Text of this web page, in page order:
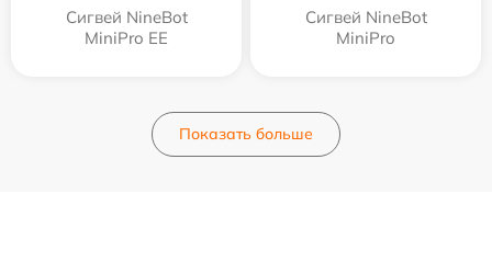
Сигвей NineBot
MiniPro EE
Сигвей NineBot
MiniPro
Показать больше